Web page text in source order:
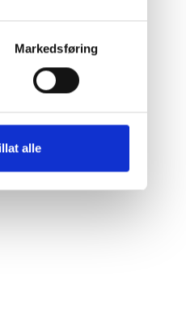
Markedsføring
alle